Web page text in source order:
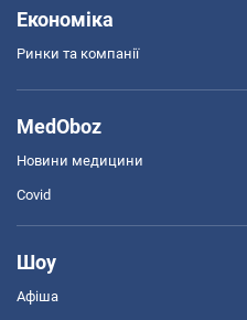
Економіка
Ринки та компанії
MedOboz
Новини медицини
Covid
Шоу
Афіша